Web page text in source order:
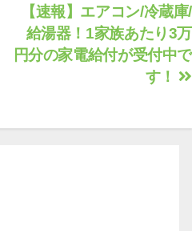
【速報】エアコン/冷蔵庫/
給湯器！1家族あたり3万
円分の家電給付が受付中で
す！